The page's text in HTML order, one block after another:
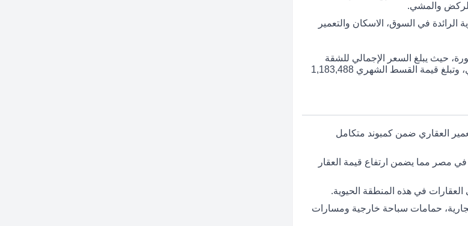
والمشي.
الرائدة في السوق، الاسكان والتعمير
حيث يبلغ السعر الإجمالي للشقة
11,834,880 جنيه مصري. يتم دفع مبلغ مقدم قدره 126,802 جنيه مصري، وتبلغ قيمة القسط الشهري 1,183,488
العقاري ضمن كمبوند متكامل
في مصر مما يضمن ارتفاع قيمة العقار
في هذه المنطقة الحيوية.
حمامات سباحة خارجية ومسارات